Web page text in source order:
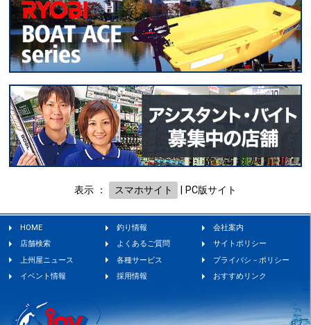
表示 ： スマホサイト PC版サイト
HOME 釣り情報
会社案内
店舗検索
よくあるご質問
サイトポリシー
上州屋ニュース
各種サービス
プライバシ－ポリシー
イベント情報
採用情報 おすすめリンク